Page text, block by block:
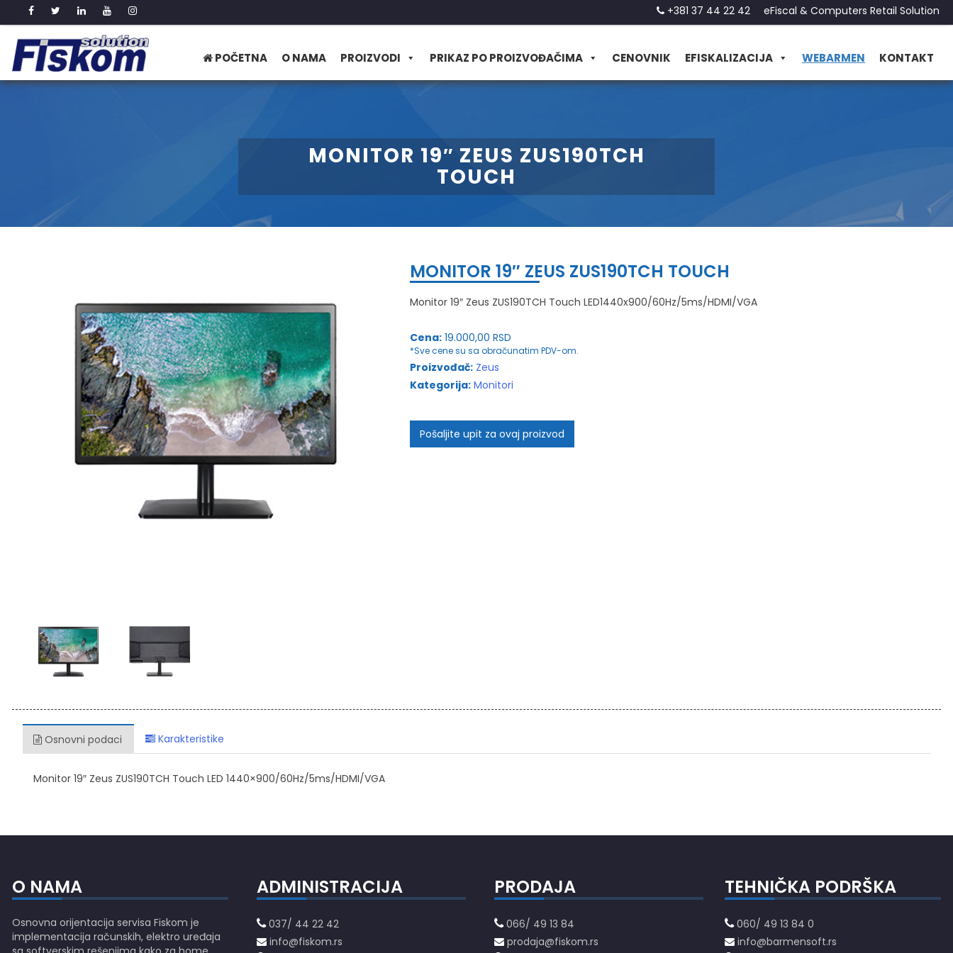
+381 37 44 22 42 eFiscal & Computers Retail Solution
POČETNA O NAMA PROIZVODI PRIKAZ PO PROIZVOĐAČIMA CENOVNIK EFISKALIZACIJA WEBARMEN KONTAKT
MONITOR 19″ ZEUS ZUS190TCH
TOUCH
MONITOR 19″ ZEUS ZUS190TCH TOUCH
Monitor 19″ Zeus ZUS190TCH Touch LED1440x900/60Hz/5ms/HDMI/VGA
Cena:19.000,00 RSD
*Sve cene su sa obračunatim PDV-om.
Proizvođač: Zeus
Kategorija: Monitori
Pošaljite upit za ovaj proizvod
Osnovni podaci Karakteristike
Monitor 19″ Zeus ZUS190TCH Touch LED 1440×900/60Hz/5ms/HDMI/VGA
O NAMA
Osnovna orijentacija servisa Fiskom je
implementacija računskih, elektro uređaja
ADMINISTRACIJA
037/ 44 22 42
info@fiskom.rs
PRODAJA
066/ 49 13 84
prodaja@fiskom.rs
TEHNIČKA PODRŠKA
060/ 49 13 84 0
info@barmensoft.rs